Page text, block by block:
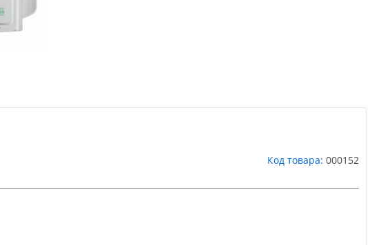
Код товара: 000152